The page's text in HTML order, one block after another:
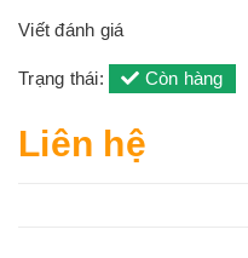
Viết đánh giá
Trạng thái: Còn hàng
Liên hệ